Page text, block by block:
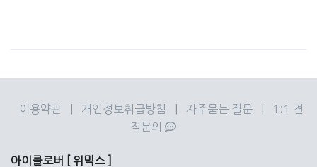
이용약관 개인정보취급방침 자주묻는 질문
1:1 견
적문의
아이클로버 [ 위믹스 ]